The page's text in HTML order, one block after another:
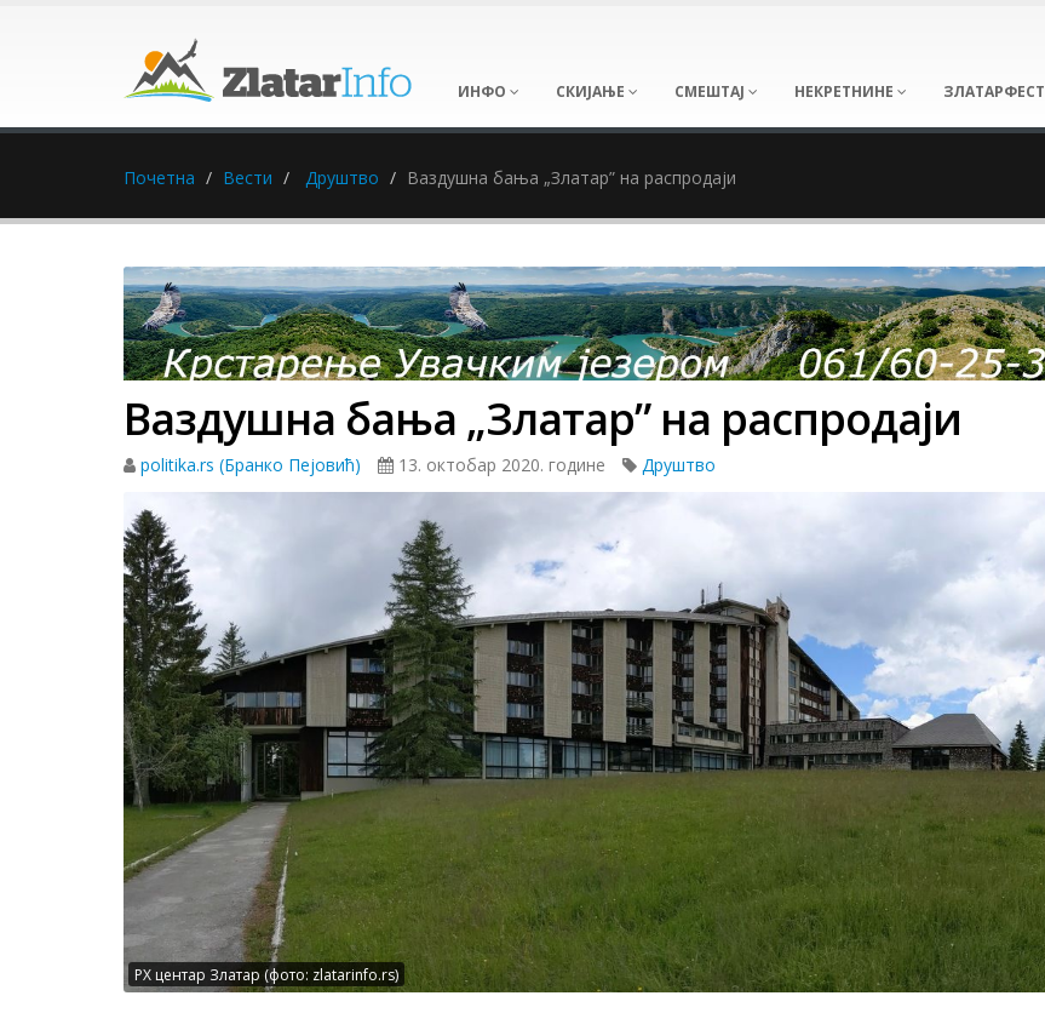
ИНФО СКИЈАЊЕ СМЕШТАЈ НЕКРЕТНИНЕ ЗЛАТАРФЕСТ
Почетна Вести Друштво Ваздушна бања „Златар” на распродаји
Ваздушна бања „Златар” на распродаји
politika.rs (Бранко Пејовић) 13. октобар 2020. године Друштво
РХ центар Златар (фото: zlatarinfo.rs)